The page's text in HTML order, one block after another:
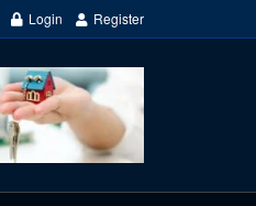
Login Register